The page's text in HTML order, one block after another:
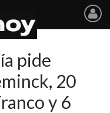
pide
20
y 6